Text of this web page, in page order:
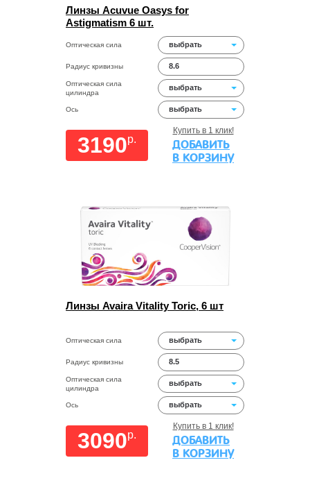
Линзы Acuvue Oasys for
Astigmatism 6 шт.
Оптическая сила выбрать
Радиус кривизны 8.6
Оптическая сила
цилиндра
выбрать
Ось выбрать
3190p.
Купить в 1 клик!
ДОБАВИТЬ
В КОРЗИНУ
Линзы Avaira Vitality Toric, 6 шт
Оптическая сила выбрать
Радиус кривизны 8.5
Оптическая сила
цилиндра
выбрать
Ось выбрать
3090p.
Купить в 1 клик!
ДОБАВИТЬ
В КОРЗИНУ